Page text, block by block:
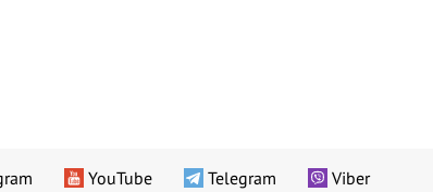
YouTube Telegram Viber